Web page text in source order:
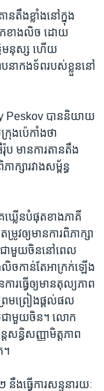
នតឹង​ខ្លាំង​នៅ​ក្នុង​
ក​ខាង​លិច ដោយ​
ធិ​មនុស្ស​ ហើយ​
បនា​កងទ័ព​របស់​ខ្លួន​នៅ​
Peskov បាន​និយាយ​
ង​ប៉េកាំង​ថា
រ៉ុប មាន​ការតានតឹង​
សា​រវាង​សម្ព័ន្ធ
លើន​បំផុត​ខាង​ភាគី​
វ​ឲ្យ​មាន​ការពិភាក្សា​
ជាមួយ​ចិន​នៅពេល​
ច​កាន់តែ​អាក្រក់​ឡើង
រធ្វើ​ឲ្យ​មាន​តុល្យភាព​
រមព្រៀង​ផ្តល់​ផល​
ាមួយ​ចិន។ លោក
សន្ធិសញ្ញា​មិត្តភាព
។
ធ្វើ​ការសន្ទនា​រយៈ